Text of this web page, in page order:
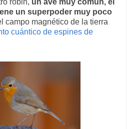
un superpoder muy poco
campo magnético de la tierra
cuántico de espines de